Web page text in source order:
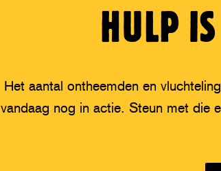
HULP
Het aantal ontheemden en
vandaag nog in actie. Steun met die